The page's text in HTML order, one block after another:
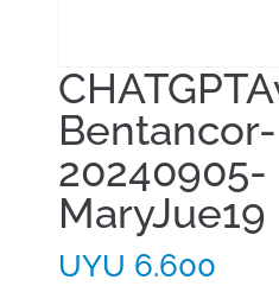
Bentancor-
20240905-
MaryJue19
UYU 6.600